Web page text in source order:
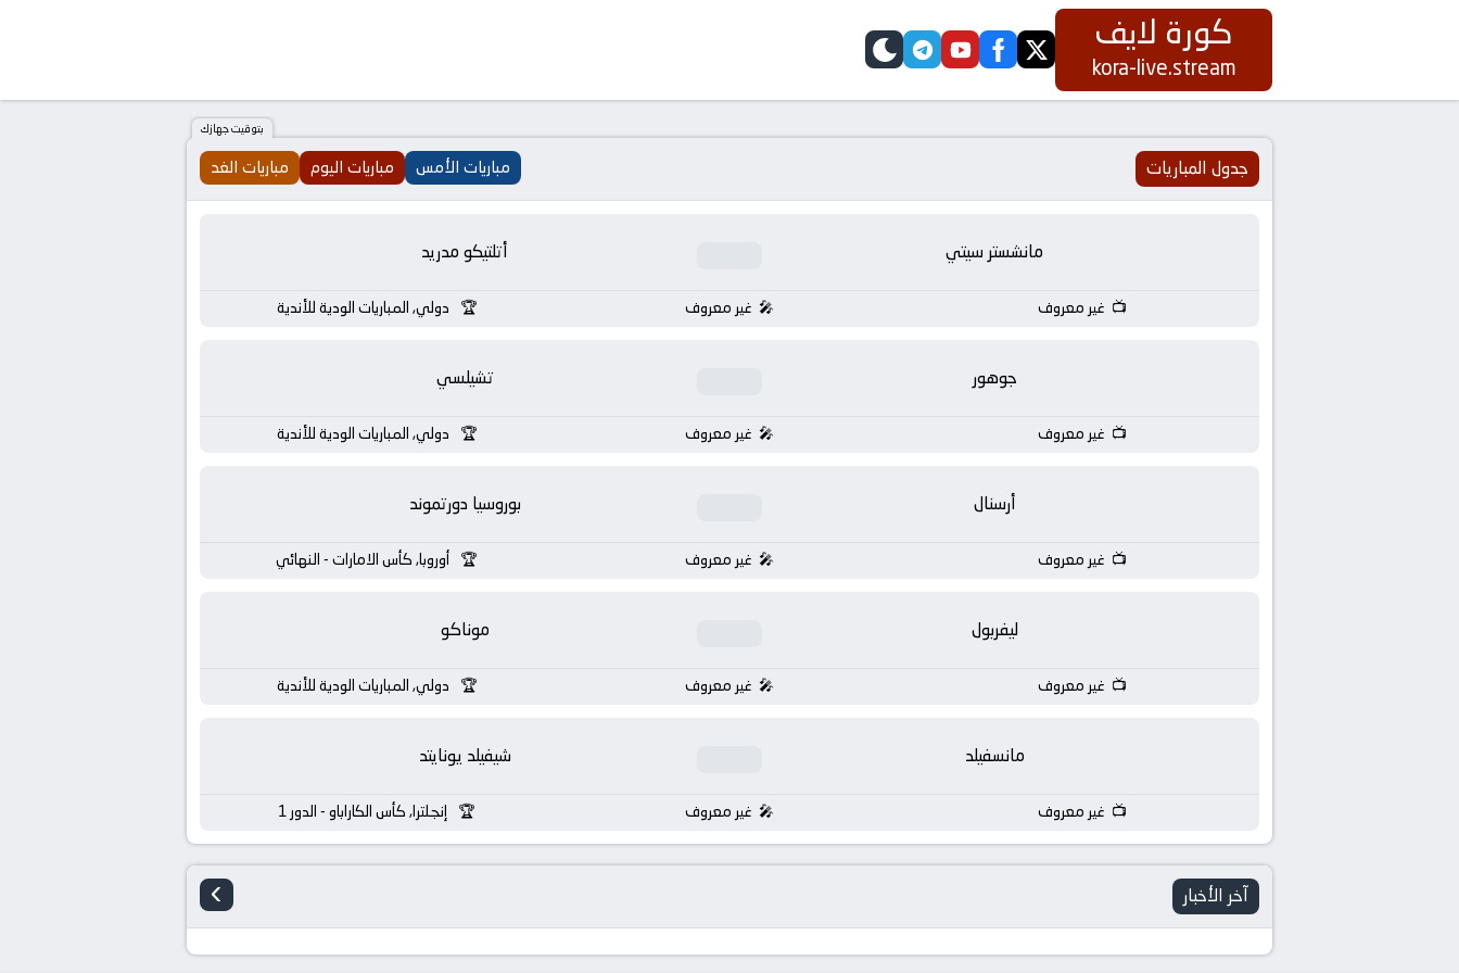
كورة
لايف
كورة لايف
kora-live.stream
twitter
facebook
youtube
telegram
skin
بتوقيت جهازك
جدول المباريات مباريات الأمس مباريات اليوم مباريات الغد
مانشستر سيتي أتلتيكو مدريد
غير معروف غير معروف دولي, المباريات الودية للأندية
جوهور تشيلسي
غير معروف غير معروف دولي, المباريات الودية للأندية
أرسنال بوروسيا دورتموند
غير معروف غير معروف أوروبا, كأس الامارات - النهائي
ليفربول موناكو
غير معروف غير معروف دولي, المباريات الودية للأندية
مانسفيلد شيفيلد يونايتد
غير معروف غير معروف إنجلترا, كأس الكاراباو - الدور 1
آخر الأخبار ›